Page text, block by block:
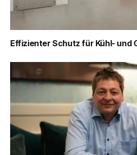
Effizienter Schutz für Kühl- und